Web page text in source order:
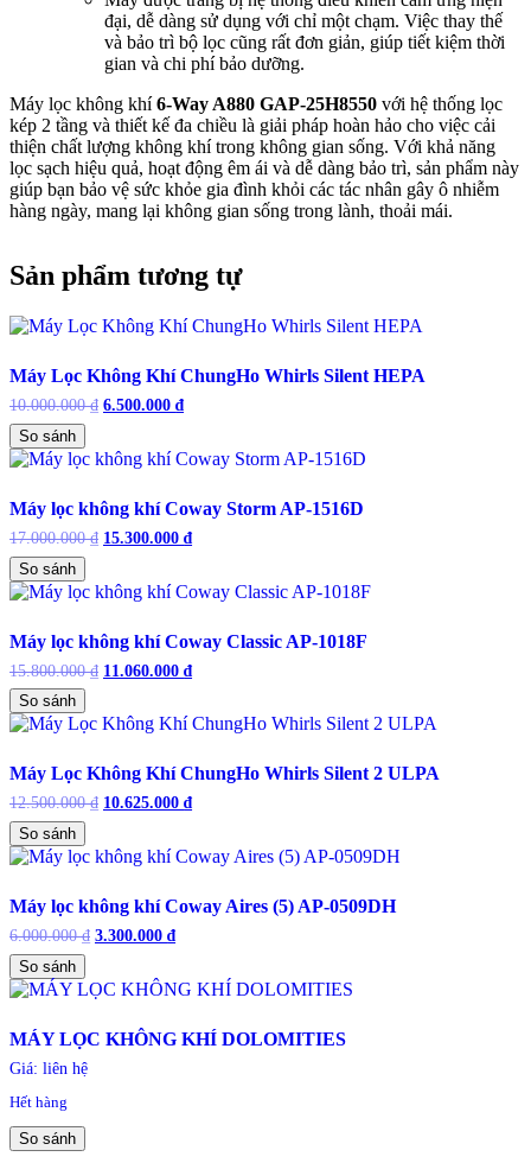
đại, dễ dàng sử dụng với chỉ một chạm. Việc thay thế
và bảo trì bộ lọc cũng rất đơn giản, giúp tiết kiệm thời
gian và chi phí bảo dưỡng.
Máy lọc không khí6-Way A880 GAP-25H8550 với hệ thống lọc
kép 2 tầng và thiết kế đa chiều là giải pháp hoàn hảo cho việc cải
thiện chất lượng không khí trong không gian sống. Với khả năng
lọc sạch hiệu quả, hoạt động êm ái và dễ dàng bảo trì, sản phẩm này
giúp bạn bảo vệ sức khỏe gia đình khỏi các tác nhân gây ô nhiễm
hàng ngày, mang lại không gian sống trong lành, thoải mái.
Sản phẩm tương tự
Máy Lọc Không Khí ChungHo Whirls Silent HEPA
10.000.000₫ Giá
10.000.000 ₫.
6.500.000 ₫
là:
So sánh
Máy lọc không khí Coway Storm AP-1516D
17.000.000₫ Giá
17.000.000 ₫.
15.300.000 ₫
là:
So sánh
Máy lọc không khí Coway Classic AP-1018F
15.800.000₫ Giá
15.800.000 ₫.
11.060.000 ₫
là:
So sánh
Máy Lọc Không Khí ChungHo Whirls Silent 2 ULPA
12.500.000₫ Giá
12.500.000 ₫.
10.625.000 ₫
là:
So sánh
Máy lọc không khí Coway Aires (5) AP-0509DH
6.000.000₫ Giá
6.000.000 ₫.
3.300.000 ₫
là:
So sánh
MÁY LỌC KHÔNG KHÍ DOLOMITIES
Giá: liên hệ
Hết hàng
So sánh